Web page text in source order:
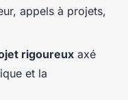
appels à projets,
rigoureux axé
et la